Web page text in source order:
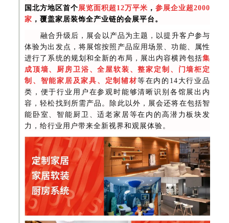
国北方地区首个展览面积超12万平米 ， 参展企业超2000
家 ，覆盖家居装饰全产业链的会展平台。
融合升级后，展会以产品为主题，以提升客户参与
体验为出发点，将展馆按照产品应用场景、功能、属性
进行了系统的规划和全新的布局，展出内容横跨包括集
成顶墙、厨房卫浴、全屋软装、整家定制、门墙柜定
制、智能家居及家具、定制辅材等在内的14大行业品
类，便于行业用户在参观时能够清晰识别各馆展出内
容，轻松找到所需产品。除此以外，展会还将在包括智
能卧室、智能厨卫、适老家居等在内的高潜力板块发
力，给行业用户带来全新视界和观展体验。